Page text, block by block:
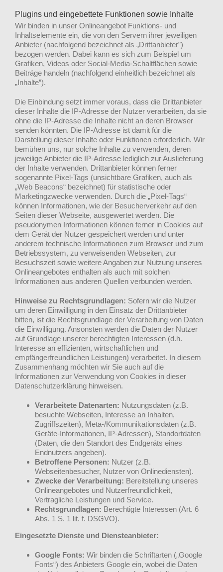
Plugins und eingebettete Funktionen sowie Inhalte
Wir binden in unser Onlineangebot Funktions- und
Inhaltselemente ein, die von den Servern ihrer jeweiligen
Anbieter (nachfolgend bezeichnet als „Drittanbieter”)
bezogen werden. Dabei kann es sich zum Beispiel um
Grafiken, Videos oder Social-Media-Schaltflächen sowie
Beiträge handeln (nachfolgend einheitlich bezeichnet als
„Inhalte”).
Die Einbindung setzt immer voraus, dass die Drittanbieter
dieser Inhalte die IP-Adresse der Nutzer verarbeiten, da sie
ohne die IP-Adresse die Inhalte nicht an deren Browser
senden könnten. Die IP-Adresse ist damit für die
Darstellung dieser Inhalte oder Funktionen erforderlich. Wir
bemühen uns, nur solche Inhalte zu verwenden, deren
jeweilige Anbieter die IP-Adresse lediglich zur Auslieferung
der Inhalte verwenden. Drittanbieter können ferner
sogenannte Pixel-Tags (unsichtbare Grafiken, auch als
„Web Beacons“ bezeichnet) für statistische oder
Marketingzwecke verwenden. Durch die „Pixel-Tags“
können Informationen, wie der Besucherverkehr auf den
Seiten dieser Webseite, ausgewertet werden. Die
pseudonymen Informationen können ferner in Cookies auf
dem Gerät der Nutzer gespeichert werden und unter
anderem technische Informationen zum Browser und zum
Betriebssystem, zu verweisenden Webseiten, zur
Besuchszeit sowie weitere Angaben zur Nutzung unseres
Onlineangebotes enthalten als auch mit solchen
Informationen aus anderen Quellen verbunden werden.
Hinweise zu Rechtsgrundlagen: Sofern wir die Nutzer
um deren Einwilligung in den Einsatz der Drittanbieter
bitten, ist die Rechtsgrundlage der Verarbeitung von Daten
die Einwilligung. Ansonsten werden die Daten der Nutzer
auf Grundlage unserer berechtigten Interessen (d.h.
Interesse an effizienten, wirtschaftlichen und
empfängerfreundlichen Leistungen) verarbeitet. In diesem
Zusammenhang möchten wir Sie auch auf die
Informationen zur Verwendung von Cookies in dieser
Datenschutzerklärung hinweisen.
Verarbeitete Datenarten: Nutzungsdaten (z.B.
besuchte Webseiten, Interesse an Inhalten,
Zugriffszeiten), Meta-/Kommunikationsdaten (z.B.
Geräte-Informationen, IP-Adressen), Standortdaten
(Daten, die den Standort des Endgeräts eines
Endnutzers angeben).
Betroffene Personen: Nutzer (z.B.
Webseitenbesucher, Nutzer von Onlinediensten).
Zwecke der Verarbeitung: Bereitstellung unseres
Onlineangebotes und Nutzerfreundlichkeit,
Vertragliche Leistungen und Service.
Rechtsgrundlagen: Berechtigte Interessen (Art. 6
Abs. 1 S. 1 lit. f. DSGVO).
Eingesetzte Dienste und Diensteanbieter:
Google Fonts: Wir binden die Schriftarten („Google
Fonts“) des Anbieters Google ein, wobei die Daten